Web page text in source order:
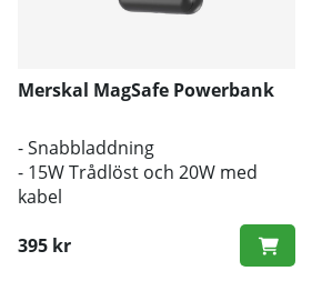
Merskal MagSafe Powerbank
- Snabbladdning
- 15W Trådlöst och 20W med
kabel
395 kr